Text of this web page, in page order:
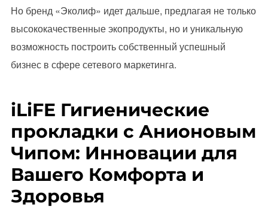
Но бренд «Эколиф» идет дальше, предлагая не только
высококачественные экопродукты, но и уникальную
возможность построить собственный успешный
бизнес в сфере сетевого маркетинга.
iLiFE Гигиенические
прокладки с Анионовым
Чипом: Инновации для
Вашего Комфорта и
Здоровья